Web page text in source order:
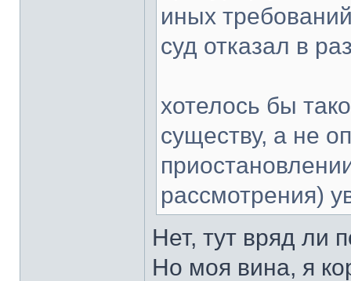
иных
суд отказал в
хотелось бы
существу, а не
рассмотрения)
Нет, тут вряд ли
Но моя вина, я